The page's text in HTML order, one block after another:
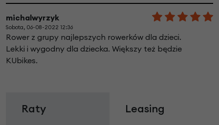
michalwyrzyk
Sobota, 06-08-2022 12:36
Rower z grupy najlepszych rowerków dla dzieci.
Lekki i wygodny dla dziecka. Większy też będzie
KUbikes.
Raty Leasing